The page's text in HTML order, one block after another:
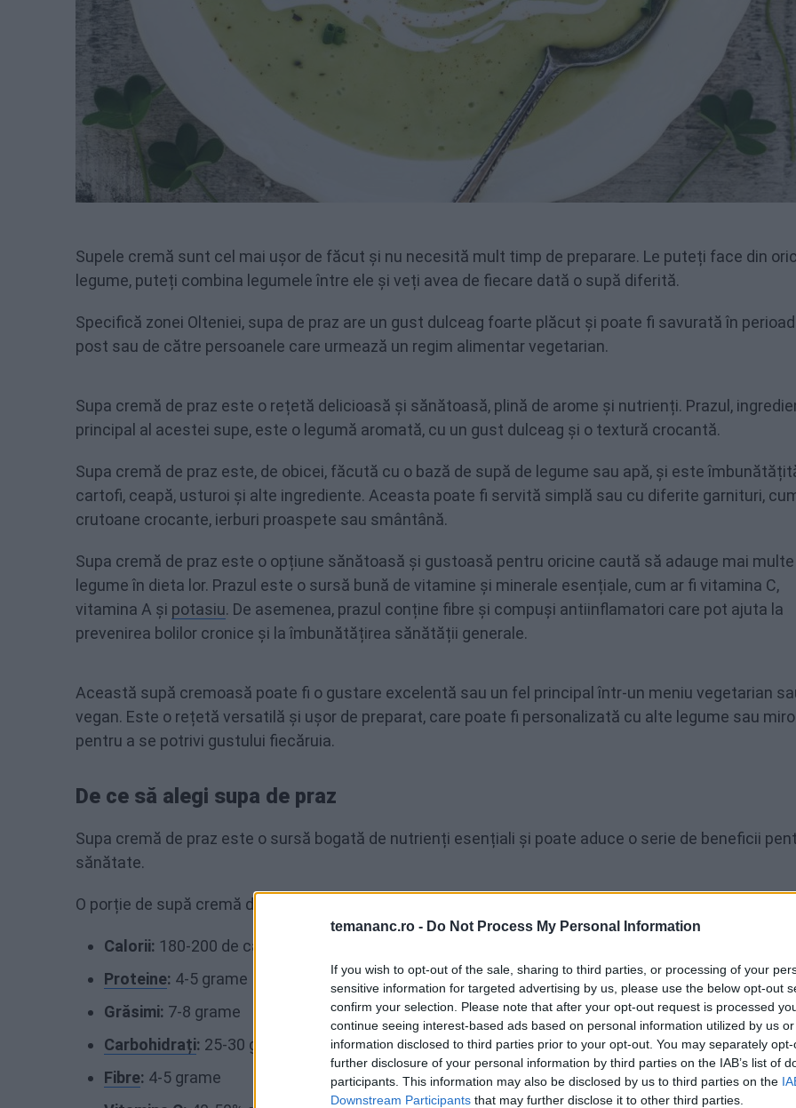
temananc.ro - Do Not Process My Personal Information
If you wish to opt-out of the sale, sharing to third parties, or processing of your
sensitive information for targeted advertising by us, please use the below opt-out
confirm your selection. Please note that after your opt-out request is processed
continue seeing interest-based ads based on personal information utilized by us
information disclosed to third parties prior to your opt-out. You may separately
further disclosure of your personal information by third parties on the IAB’s list of
participants. This information may also be disclosed by us to third parties on the
Downstream Participants that may further disclose it to other third parties.
Supele cremă sunt cel mai ușor de făcut și nu necesită mult timp de preparare. Le puteți face din
legume, puteți combina legumele între ele și veți avea de fiecare dată o supă diferită.
Specifică zonei Olteniei, supa de praz are un gust dulceag foarte plăcut și poate fi savurată în
post sau de către persoanele care urmează un regim alimentar vegetarian.
Supa cremă de praz este o rețetă delicioasă și sănătoasă, plină de arome și nutrienți. Prazul,
principal al acestei supe, este o legumă aromată, cu un gust dulceag și o textură crocantă.
Supa cremă de praz este, de obicei, făcută cu o bază de supă de legume sau apă, și este
cartofi, ceapă, usturoi și alte ingrediente. Aceasta poate fi servită simplă sau cu diferite garnituri,
crutoane crocante, ierburi proaspete sau smântână.
Supa cremă de praz este o opțiune sănătoasă și gustoasă pentru oricine caută să adauge mai multe
legume în dieta lor. Prazul este o sursă bună de vitamine și minerale esențiale, cum ar fi vitamina C,
vitamina A și potasiu. De asemenea, prazul conține fibre și compuși antiinflamatori care pot ajuta la
prevenirea bolilor cronice și la îmbunătățirea sănătății generale.
Această supă cremoasă poate fi o gustare excelentă sau un fel principal într-un meniu vegetarian
vegan. Este o rețetă versatilă și ușor de preparat, care poate fi personalizată cu alte legume sau
pentru a se potrivi gustului fiecăruia.
De ce să alegi supa de praz
Supa cremă de praz este o sursă bogată de nutrienți esențiali și poate aduce o serie de beneficii
sănătate.
O porție de supă cremă de praz (aproximativ 250 ml) are:
Calorii: 180-200 de calorii
Proteine: 4-5 grame
Grăsimi: 7-8 grame
Carbohidrați: 25-30 grame
Fibre: 4-5 grame